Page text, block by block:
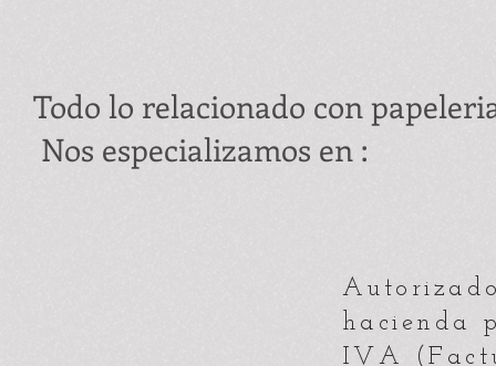
Todo lo relacionado con
Nos especializamos en :
hacienda
IVA